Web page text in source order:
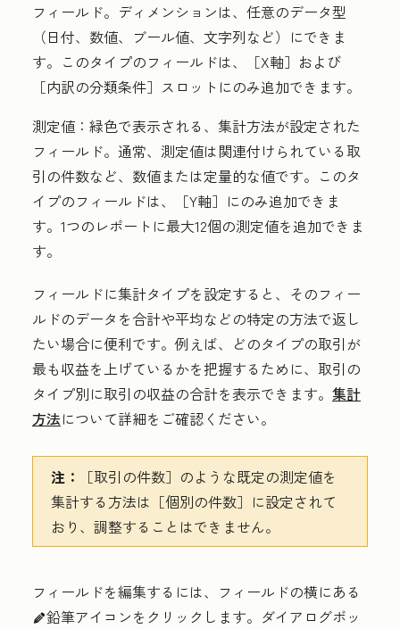
フィールド。ディメンションは、任意のデータ型
（日付、数値、ブール値、文字列など）にできま
す。このタイプのフィールドは、［X軸］および
［内訳の分類条件］ スロットにのみ追加できます。
測定値： 緑色で表示される、集計方法が設定された
フィールド。通常、測定値は関連付けられている取
引の件数など、数値または定量的な値です。このタ
イプのフィールドは、［Y軸］にのみ追加できま
す。1つのレポートに最大12個の測定値を追加できま
す。
フィールドに集計タイプを設定すると、そのフィー
ルドのデータを合計や平均などの特定の方法で返し
たい場合に便利です。例えば、どのタイプの取引が
最も収益を上げているかを把握するために、取引の
タイプ別に取引の収益の合計を表示できます。 集計
方法について詳細をご確認ください。
注： ［取引の件数］ のような既定の測定値を
集計する方法は［個別の件数］ に設定されて
おり、調整することはできません。
フィールドを編集するには、フィールドの横にある
edit鉛筆アイコンをクリックします。 ダイアログボッ